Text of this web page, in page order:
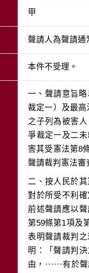
甲
聲請人為聲請通
本件不受理。
一、聲請意旨
裁定一）及最
之子列為被害
爭裁定一及二
害其受憲法第8
二、按人民於
對於所受不利
前述聲請應以
第59條第1項及
表明聲請裁判
明：「聲請判
由，······有